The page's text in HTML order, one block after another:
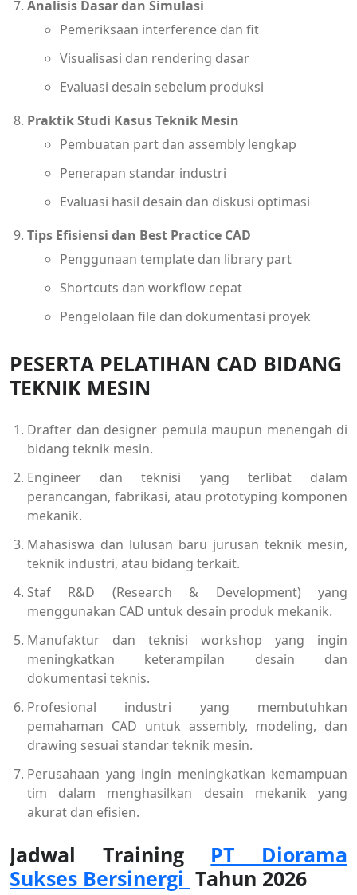
Analisis Dasar dan Simulasi
Pemeriksaan interference dan fit
Visualisasi dan rendering dasar
Evaluasi desain sebelum produksi
Praktik Studi Kasus Teknik Mesin
Pembuatan part dan assembly lengkap
Penerapan standar industri
Evaluasi hasil desain dan diskusi optimasi
Tips Efisiensi dan Best Practice CAD
Penggunaan template dan library part
Shortcuts dan workflow cepat
Pengelolaan file dan dokumentasi proyek
PESERTA PELATIHAN CAD BIDANG
TEKNIK MESIN
Drafter dan designer pemula maupun menengah di
bidang teknik mesin.
Engineer dan teknisi yang terlibat dalam
perancangan, fabrikasi, atau prototyping komponen
mekanik.
Mahasiswa dan lulusan baru jurusan teknik mesin,
teknik industri, atau bidang terkait.
Staf R&D (Research & Development) yang
menggunakan CAD untuk desain produk mekanik.
Manufaktur dan teknisi workshop yang ingin
meningkatkan keterampilan desain dan
dokumentasi teknis.
Profesional industri yang membutuhkan
pemahaman CAD untuk assembly, modeling, dan
drawing sesuai standar teknik mesin.
Perusahaan yang ingin meningkatkan kemampuan
tim dalam menghasilkan desain mekanik yang
akurat dan efisien.
Jadwal Training PT Diorama
Sukses Bersinergi Tahun 2026